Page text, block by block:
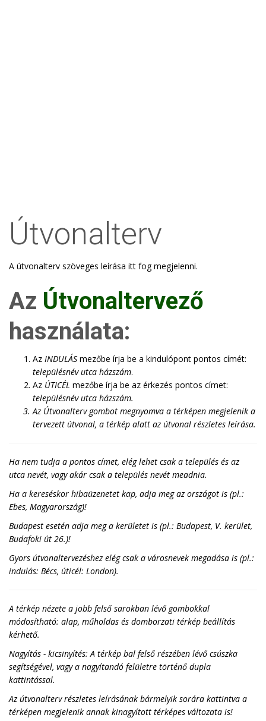
Útvonalterv
A útvonalterv szöveges leírása itt fog megjelenni.
Az Útvonaltervező
használata:
Az INDULÁS mezőbe írja be a kindulópont pontos címét:
településnév utca házszám.
Az ÚTICÉL mezőbe írja be az érkezés pontos címet:
településnév utca házszám.
Az Útvonaltervgombot megnyomva a térképen megjelenik a
tervezett útvonal, a térkép alatt az útvonal részletes leírása.
Ha nem tudja a pontos címet, elég lehet csak a település és az
utca nevét, vagy akár csak a település nevét meadnia.
Ha a kereséskor hibaüzenetet kap, adja meg az országot is (pl.:
Ebes, Magyarország)!
Budapest esetén adja meg a kerületet is (pl.: Budapest, V. kerület,
Budafoki út 26.)!
Gyors útvonaltervezéshez elég csak a városnevek megadása is (pl.:
indulás: Bécs, úticél: London).
A térkép nézete a jobb felső sarokban lévő gombokkal
módosítható: alap, műholdas és domborzati térkép beállítás
kérhető.
Nagyítás - kicsinyítés: A térkép bal felső részében lévő csúszka
segítségével, vagy a nagyítandó felületre történő dupla
kattintással.
Az útvonalterv részletes leírásának bármelyik sorára kattintva a
térképen megjelenik annak kinagyított térképes változata is!